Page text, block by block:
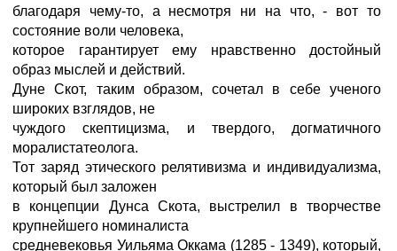
благодаря чему-то, а несмотря ни на что, - вот то
состояние воли человека,
которое гарантирует ему нравственно достойный
образ мыслей и действий.
Дуне Скот, таким образом, сочетал в себе ученого
широких взглядов, не
чуждого скептицизма, и твердого, догматичного
моралистатеолога.
Тот заряд этического релятивизма и индивидуализма,
который был заложен
в концепции Дунса Скота, выстрелил в творчестве
крупнейшего номиналиста
средневековья Уильяма Оккама (1285 - 1349), который,